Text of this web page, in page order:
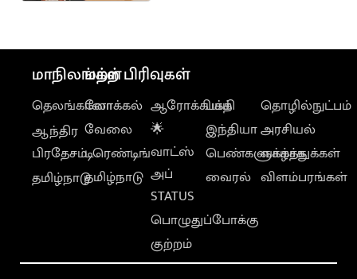
மாநிலங்கள்
தெலங்கானா
ஆந்திர
பிரதேசம்
தமிழ்நாடு
மற்ற பிரிவுகள்
லோக்கல்
வேலை
டிரெண்டிங்
தமிழ்நாடு
ஆரோக்கியம்
🌟
வாட்ஸ்
அப்
STATUS
பொழுதுப்போக்கு
குற்றம்
பக்தி
இந்தியா
பெண்களுக்காக
வைரல்
தொழில்நுட்பம்
அரசியல்
வாழ்த்துக்கள்
விளம்பரங்கள்